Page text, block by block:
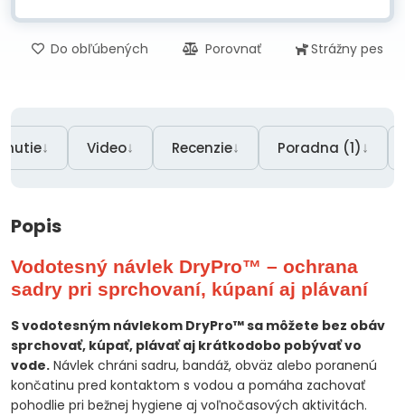
Do obľúbených Porovnať Strážny pes
↓ Video↓ Recenzie↓ Poradna (1)↓
Popis
Vodotesný návlek DryPro™ – ochrana
sadry pri sprchovaní, kúpaní aj plávaní
S vodotesným návlekom DryPro™ sa môžete bez obáv
sprchovať, kúpať, plávať aj krátkodobo pobývať vo
vode. Návlek chráni sadru, bandáž, obväz alebo poranenú
končatinu pred kontaktom s vodou a pomáha zachovať
pohodlie pri bežnej hygiene aj voľnočasových aktivitách.